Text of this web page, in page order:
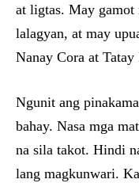
at ligtas. May gamot
lalagyan, at may
Nanay Cora at Tatay
Ngunit ang
bahay. Nasa mga
na sila takot. Hindi
lang magkunwari.